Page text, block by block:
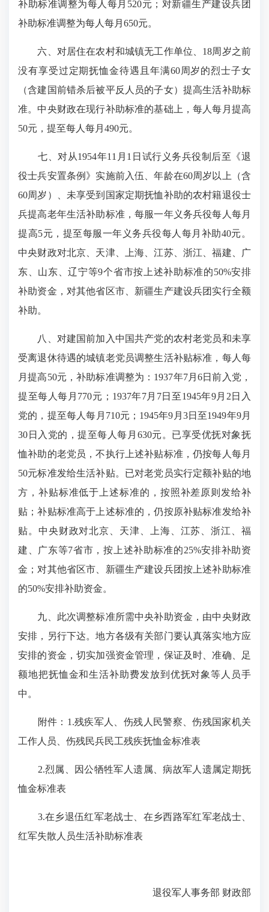
补助标准调整为每人每月520元；对新疆生产建设兵团
补助标准调整为每人每月650元。
六、对居住在农村和城镇无工作单位、18周岁之前
没有享受过定期抚恤金待遇且年满60周岁的烈士子女
（含建国前错杀后被平反人员的子女）提高生活补助标
准。中央财政在现行补助标准的基础上，每人每月提高
50元，提至每人每月490元。
七、对从1954年11月1日试行义务兵役制后至《退
役士兵安置条例》实施前入伍、年龄在60周岁以上（含
60周岁）、未享受到国家定期抚恤补助的农村籍退役士
兵提高老年生活补助标准，每服一年义务兵役每人每月
提高5元，提至每服一年义务兵役每人每月补助40元。
中央财政对北京、天津、上海、江苏、浙江、福建、广
东、山东、辽宁等9个省市按上述补助标准的50%安排
补助资金，对其他省区市、新疆生产建设兵团实行全额
补助。
八、对建国前加入中国共产党的农村老党员和未享
受离退休待遇的城镇老党员调整生活补贴标准，每人每
月提高50元，补助标准调整为：1937年7月6日前入党，
提至每人每月770元；1937年7月7日至1945年9月2日入
党的，提至每人每月710元；1945年9月3日至1949年9月
30日入党的，提至每人每月630元。已享受优抚对象抚
恤补助的老党员，不执行上述补贴标准，仍按每人每月
50元标准发给生活补贴。已对老党员实行定额补贴的地
方，补贴标准低于上述标准的，按照补差原则发给补
贴；补贴标准高于上述标准的，仍按原补贴标准发给补
贴。中央财政对北京、天津、上海、江苏、浙江、福
建、广东等7省市，按上述补助标准的25%安排补助资
金；对其他省区市、新疆生产建设兵团按上述补助标准
的50%安排补助资金。
九、此次调整标准所需中央补助资金，由中央财政
安排，另行下达。地方各级有关部门要认真落实地方应
安排的资金，切实加强资金管理，保证及时、准确、足
额地把抚恤金和生活补助费发放到优抚对象等人员手
中。
附件：1.残疾军人、伤残人民警察、伤残国家机关
工作人员、伤残民兵民工残疾抚恤金标准表
2.烈属、因公牺牲军人遗属、病故军人遗属定期抚
恤金标准表
3.在乡退伍红军老战士、在乡西路军红军老战士、
红军失散人员生活补助标准表
退役军人事务部 财政部